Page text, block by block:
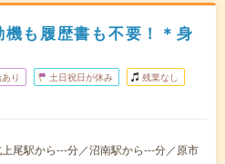
も履歴書も不要！＊身
り 土日祝日が休み 残業なし
尾駅から---分／沼南駅から---分／原市